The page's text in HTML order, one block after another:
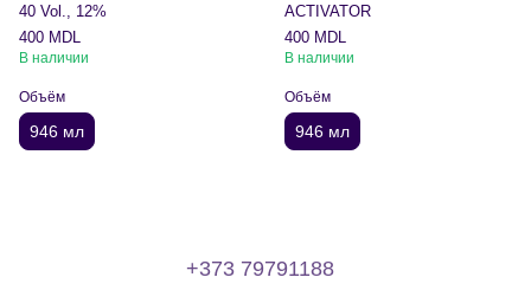
40 Vol., 12%
400 MDL
В наличии
Объём
946 мл
ACTIVATOR
400 MDL
В наличии
Объём
946 мл
+373 79791188